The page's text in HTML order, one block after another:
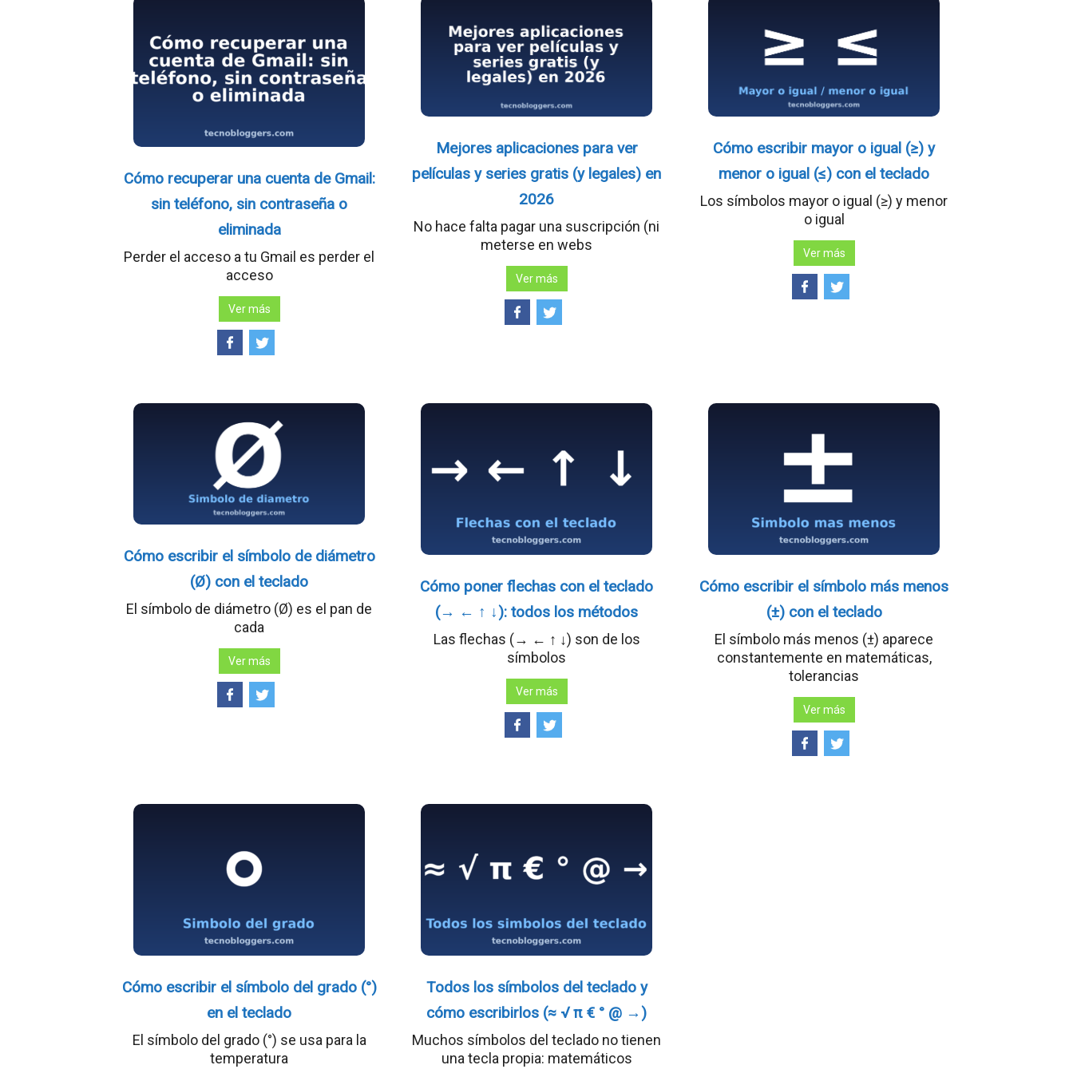
Cómo recuperar una cuenta de Gmail:
sin teléfono, sin contraseña o
eliminada
Perder el acceso a tu Gmail es perder el
acceso
Ver más
Mejores aplicaciones para ver
películas y series gratis (y legales) en
2026
No hace falta pagar una suscripción (ni
meterse en webs
Ver más
Cómo escribir mayor o igual (≥) y
menor o igual (≤) con el teclado
Los símbolos mayor o igual (≥) y menor
o igual
Ver más
Cómo escribir el símbolo de diámetro
(Ø) con el teclado
El símbolo de diámetro (Ø) es el pan de
cada
Ver más
Cómo poner flechas con el teclado
(→ ← ↑ ↓): todos los métodos
Las flechas (→ ← ↑ ↓) son de los
símbolos
Ver más
Cómo escribir el símbolo más menos
(±) con el teclado
El símbolo más menos (±) aparece
constantemente en matemáticas,
tolerancias
Ver más
Cómo escribir el símbolo del grado (°)
en el teclado
El símbolo del grado (°) se usa para la
temperatura
Todos los símbolos del teclado y
cómo escribirlos (≈ √ π € ° @ →)
Muchos símbolos del teclado no tienen
una tecla propia: matemáticos